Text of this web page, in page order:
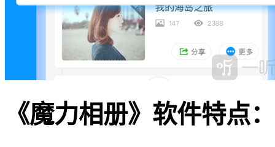
《魔力相册》软件特点：